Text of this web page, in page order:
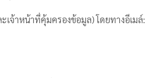
จ้าหน้าที่คุ้มครองข้อมูล) โดยทางอีเมล์: